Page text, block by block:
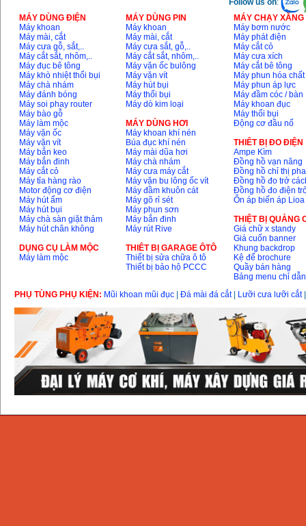
Máy cắt góc đa năng
Makita LS1019L
(1510W)
Giá: 14068000
Bộ máy khoan 100
chi tiết Bosch GSB
13RE (650W)
Giá:
Máy khoan Bosch
GSB 16RE (750W)
Giá: 1850000
Động cơ xăng Honda
GX160 (5.5HP)
7200000
Makita 9553B (710W)
Giá:1296000VND
Follow us on:
MÁY DÙNG ĐIỆN
Máy khoan
Máy mài, cắt
Máy cưa gỗ, sắt,..
Máy cắt sắt, nhôm,..
Máy đục bê tông
Máy khò nhiệt thổi bụi
Máy chà nhám
Máy đánh bóng
Máy soi phay router
Máy bào gỗ
Máy làm mộc
Máy vặn ốc
Máy vặn vít
Máy bắn keo
Máy bắn đinh
Máy cắt cỏ
Máy tỉa hàng rào
Motor động cơ điện
Máy hút ẩm
Máy hút bụi
Máy chà sàn giặt thảm
Máy hút chân không
DỤNG CỤ LÀM MỘC
Máy làm mộc
MÁY DÙNG PIN
Máy khoan
Máy mài, cắt
Máy cưa sắt, gỗ,..
Máy cắt sắt, nhôm,..
Máy vặn ốc bulông
Máy vặn vít
Máy hút bụi
Máy thổi bụi
Máy dò kim loại
MÁY DÙNG HƠI
Máy khoan khí nén
Búa đục khí nén
Máy mài dũa hơi
Máy chà nhám
Máy cưa máy cắt
Máy vặn bu lông ốc vít
Máy đầm khuôn cát
Máy gõ rỉ sét
Máy phun sơn
Máy bắn đinh
Máy rút Rive
THIÊT BỊ GARAGE ÔTÔ
Thiết bị sửa chữa ô tô
Thiết bị bảo hộ PCCC
MÁY CHẠY
Máy bơm nước
Máy phát điện
Máy cắt cỏ
Máy cưa xích
Máy cắt bê tông
Máy phun hóa chất
Máy phun áp lực
Máy đầm cóc / bàn
Máy khoan đục
Máy thổi bụi
Động cơ đầu nổ
THIÊT BỊ ĐO ĐIỆN
Ampe Kìm
Đồng hồ vạn năng
Đồng hồ chỉ thị pha
Đồng hồ đo trở
Đồng hồ đo điện
Ổn áp biến áp Lioa
THIỆT BỊ QUẢNG
Giá chữ x standy
Giá cuốn banner
Khung backdrop
Kệ để brochure
Quầy bán hàng
Bảng menu chỉ dẫn
PHỤ TÙNG PHỤ KIỆN: Mũi khoan mũi đục Đá mài đá cắt| Lưỡi cưa lưỡi cắt